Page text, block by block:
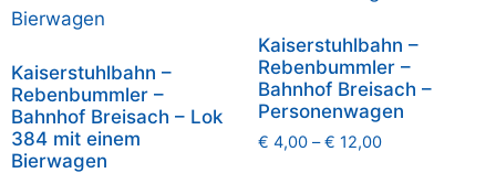
Kaiserstuhlbahn –
Rebenbummler –
Bahnhof Breisach – Lok
384 mit einem
Bierwagen
Kaiserstuhlbahn –
Rebenbummler –
Bahnhof Breisach –
Personenwagen
€ 4,00–€ 12,00